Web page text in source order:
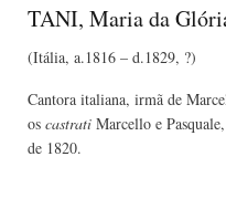
TANI, Maria da
(Itália, a.1816 – d.1829, ?)
Cantora italiana, irmã de
os castrati Marcello e
de 1820.